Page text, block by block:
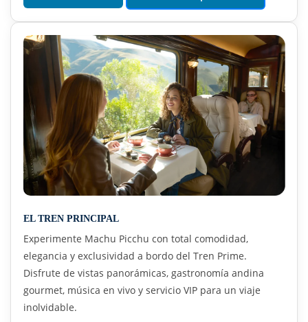
EL TREN PRINCIPAL
Experimente Machu Picchu con total comodidad,
elegancia y exclusividad a bordo del Tren Prime.
Disfrute de vistas panorámicas, gastronomía andina
gourmet, música en vivo y servicio VIP para un viaje
inolvidable.